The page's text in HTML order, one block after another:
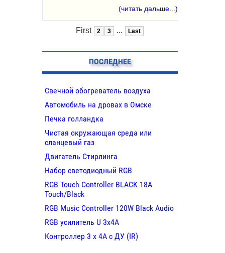
(читать дальше...)
First 2 3 ... Last
ПОСЛЕДНЕЕ
Свечной обогреватель воздуха
Автомобиль на дровах в Омске
Печка голландка
Чистая окружающая среда или
сланцевый газ
Двигатель Стирлинга
Набор светодиодный RGB
RGB Touch Controller BLACK 18A
Touch/Black
RGB Music Controller 120W Black Audio
RGB усилитель U 3х4A
Контроллер 3 х 4А с ДУ (IR)